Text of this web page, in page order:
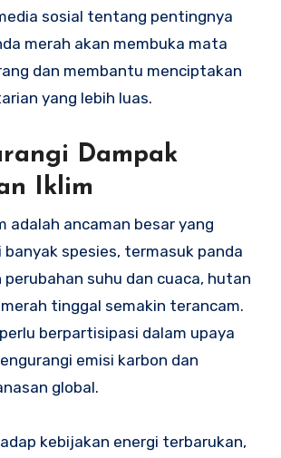
sosial tentang pentingnya
merah akan membuka mata
dan membantu menciptakan
yang lebih luas.
Dampak
Iklim
adalah ancaman besar yang
banyak spesies, termasuk panda
perubahan suhu dan cuaca, hutan
tinggal semakin terancam.
berpartisipasi dalam upaya
emisi karbon dan
global.
kebijakan energi terbarukan,